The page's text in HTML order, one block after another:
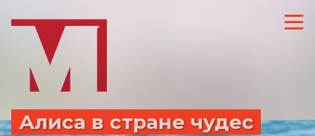
Алиса в стране чудес